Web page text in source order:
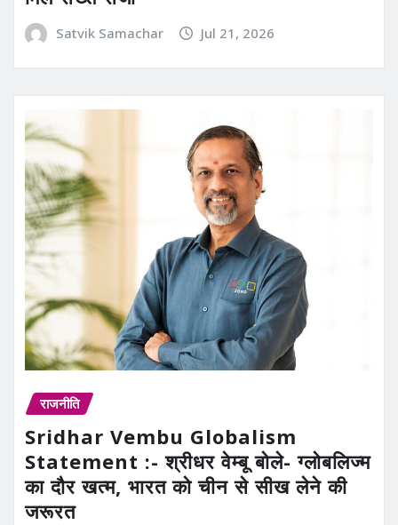
Satvik Samachar Jul 21, 2026
राजनीति
Sridhar Vembu Globalism
Statement :- श्रीधर वेम्बू बोले- ग्लोबलिज्म
का दौर खत्म, भारत को चीन से सीख लेने की
जरूरत